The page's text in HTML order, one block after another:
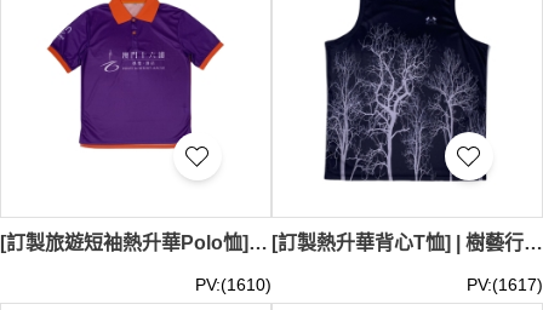
[訂製旅遊短袖熱升華Polo恤] | 導遊熱升華Polo恤 | 澳門十六浦 | 巴士司機短袖Polo恤 | 酒店 賭場 P1803
PV:(1610)
[訂製熱升華背心T恤] | 樹藝行業 農業護理 | 熱升華背心T恤供應商 VT319
PV:(1617)